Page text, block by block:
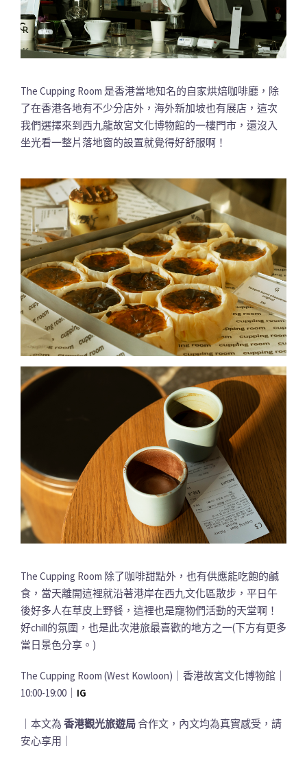
The Cupping Room 是香港當地知名的自家烘焙咖啡廳，除
了在香港各地有不少分店外，海外新加坡也有展店，這次
我們選擇來到西九龍故宮文化博物館的一樓門市，還沒入
坐光看一整片落地窗的設置就覺得好舒服啊！
The Cupping Room 除了咖啡甜點外，也有供應能吃飽的鹹
食，當天離開這裡就沿著港岸在西九文化區散步，平日午
後好多人在草皮上野餐，這裡也是寵物們活動的天堂啊！
好chill的氛圍，也是此次港旅最喜歡的地方之一(下方有更多
當日景色分享。)
The Cupping Room (West Kowloon)｜香港故宮文化博物館｜
10:00-19:00｜ IG
｜本文為 香港觀光旅遊局 合作文，內文均為真實感受，請
安心享用｜